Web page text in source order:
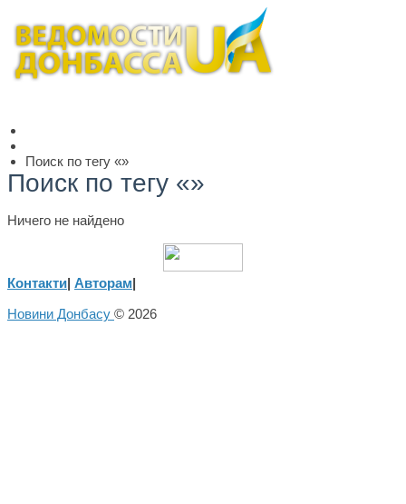
Поиск по тегу «»
Поиск по тегу «»
Ничего не найдено
Контакти| Авторам|
Новини Донбасу © 2026